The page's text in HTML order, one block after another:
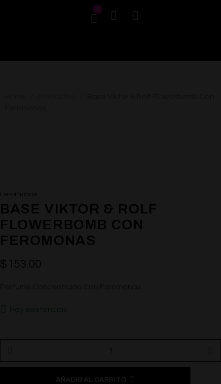
Feromonas
BASE VIKTOR & ROLF
FLOWERBOMB CON
FEROMONAS
$ 153.00
AÑADIR AL CARRITO